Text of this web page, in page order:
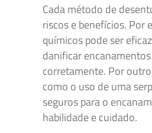
Cada método de
riscos e benefícios. Por
químicos pode ser
danificar
corretamente. Por
como o uso de uma
seguros para o
habilidade e cuidado.